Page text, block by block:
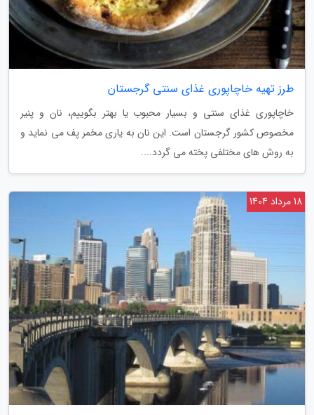
طرز تهیه خاچاپوری غذای سنتی گرجستان
خاچاپوری غذای سنتی و بسیار محبوب یا بهتر بگوییم، نان و پنیر
مخصوص کشور گرجستان است. این نان به یاری مخمر پف می نماید و
به روش های مختلفی پخته می گردد....
18 مرداد 1404